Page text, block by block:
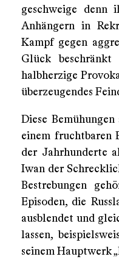
geschweige denn
Anhängern in
Kampf gegen
Glück
halbherzige
überzeugendes
Diese
einem fruchtbaren
der Jahrhunderte
Iwan der
Bestrebungen
Episoden, die
ausblendet und
lassen,
seinem Hauptwerk